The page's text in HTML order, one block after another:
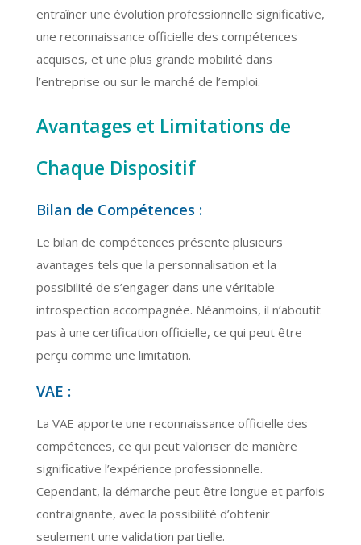
entraîner une évolution professionnelle significative,
une reconnaissance officielle des compétences
acquises, et une plus grande mobilité dans
l’entreprise ou sur le marché de l’emploi.
Avantages et Limitations de
Chaque Dispositif
Bilan de Compétences :
Le bilan de compétences présente plusieurs
avantages tels que la personnalisation et la
possibilité de s’engager dans une véritable
introspection accompagnée. Néanmoins, il n’aboutit
pas à une certification officielle, ce qui peut être
perçu comme une limitation.
VAE :
La VAE apporte une reconnaissance officielle des
compétences, ce qui peut valoriser de manière
significative l’expérience professionnelle.
Cependant, la démarche peut être longue et parfois
contraignante, avec la possibilité d’obtenir
seulement une validation partielle.